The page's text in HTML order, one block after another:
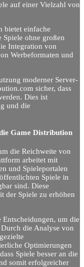
auf einer Vielzahl von
bietet einfache
ohne großen
Integration von
Werbeformaten und
moderner Server-
sicher, dass
Dies ist
und die
Game Distribution
die Reichweite von
arbeitet mit
und Spieleportalen
Spiele in
sind. Diese
der Spiele zu erhöhen
Entscheidungen, um die
die Analyse von
Optimierungen
Spiele besser an die
somit erfolgreicher